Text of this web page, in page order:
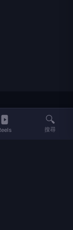
聞、生活、健康、
🔍
搜尋